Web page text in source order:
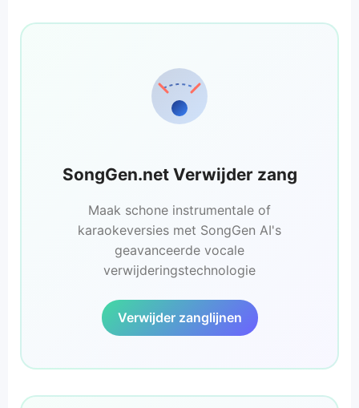
SongGen.net Verwijder zang
Maak schone instrumentale of
karaokeversies met SongGen AI's
geavanceerde vocale
verwijderingstechnologie
Verwijder zanglijnen